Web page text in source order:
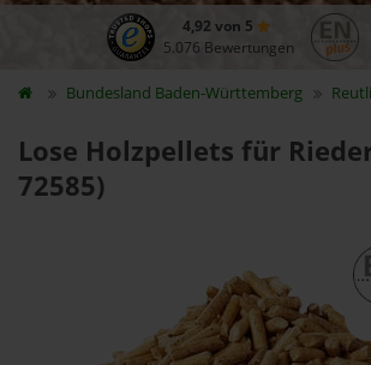
4,92 von 5
5.076 Bewertungen
Bundesland Baden-Württemberg
Lose Holzpellets für
72585)